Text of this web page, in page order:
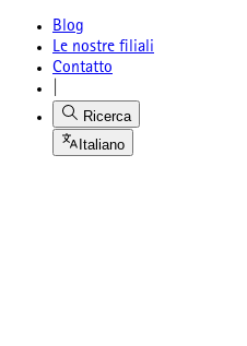
Blog
Le nostre filiali
Contatto
Ricerca
Italiano